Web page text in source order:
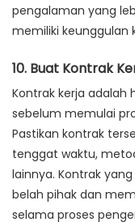
pengalaman yang
memiliki keunggulan
10. Buat Kontrak
Kontrak kerja adalah
sebelum memulai
Pastikan kontrak
tenggat waktu,
lainnya. Kontrak
belah pihak dan
selama proses